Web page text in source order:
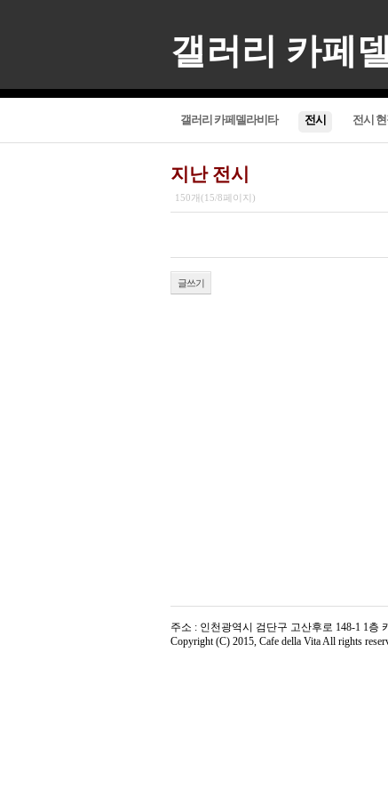
갤러리 카페
갤러리 카페델라비타 전시 전시
지난 전시
150개(15/8페이지)
글쓰기
주소 : 인천광역시 검단구 고산후로 148-1 1층
Copyright (C) 2015, Cafe della Vita All rights